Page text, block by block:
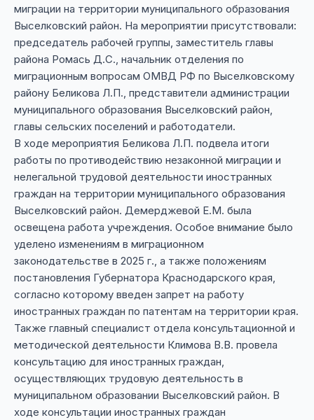
миграции на территории муниципального образования
Выселковский район. На мероприятии присутствовали:
председатель рабочей группы, заместитель главы
района Ромась Д.С., начальник отделения по
миграционным вопросам ОМВД РФ по Выселковскому
району Беликова Л.П., представители администрации
муниципального образования Выселковский район,
главы сельских поселений и работодатели.
В ходе мероприятия Беликова Л.П. подвела итоги
работы по противодействию незаконной миграции и
нелегальной трудовой деятельности иностранных
граждан на территории муниципального образования
Выселковский район. Демерджевой Е.М. была
освещена работа учреждения. Особое внимание было
уделено изменениям в миграционном
законодательстве в 2025 г., а также положениям
постановления Губернатора Краснодарского края,
согласно которому введен запрет на работу
иностранных граждан по патентам на территории края.
Также главный специалист отдела консультационной и
методической деятельности Климова В.В. провела
консультацию для иностранных граждан,
осуществляющих трудовую деятельность в
муниципальном образовании Выселковский район. В
ходе консультации иностранных граждан